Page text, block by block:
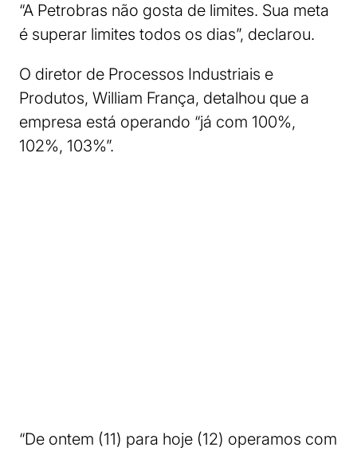
“A Petrobras não gosta de limites. Sua meta
é superar limites todos os dias”, declarou.
O diretor de Processos Industriais e
Produtos, William França, detalhou que a
empresa está operando “já com 100%,
102%, 103%”.
“De ontem (11) para hoje (12) operamos com